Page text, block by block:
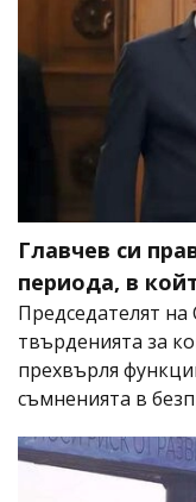
Главчев си
периода, в
Председателят
твърденията за
прехвърля
съмненията в